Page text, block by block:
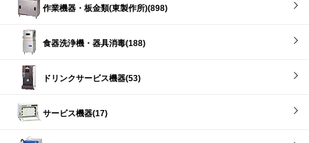
作業機器・板金類(東製作所)(898)
食器洗浄機・器具消毒(188)
ドリンクサービス機器(53)
サービス機器(17)